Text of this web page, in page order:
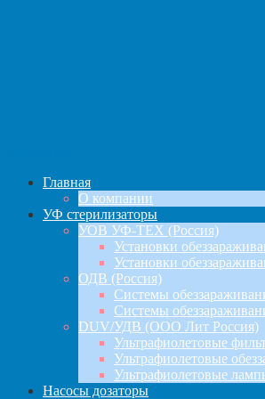
Главная
О компании
УФ стерилизаторы
УОВ УФ-ТЕХ (Россия)
Установки
Установки
ОДВ (Россия)
Системы
Системы
DUV/УДВ (ООО Лит Россия)
Ультрафиолетовые
Ультрафиолетовые
Ультрафиолетовые
Насосы дозаторы